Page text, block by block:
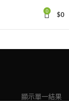
0 $0
顯示單一結果